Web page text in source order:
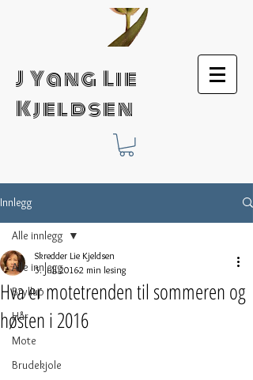
J Yang Lie
Kjeldsen
Innlegg
Alle innlegg
Bryllup
Hår
Mote
Brudekjole
Alle innlegg
Hva er motetrenden til sommeren og
høsten i 2016
Skredder Lie Kjeldsen
5. juli 20162 min lesing